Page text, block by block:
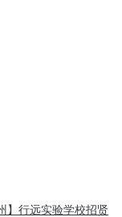
】行远实验学校招贤